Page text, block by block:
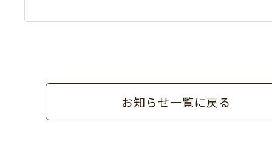
お知らせ一覧に戻る